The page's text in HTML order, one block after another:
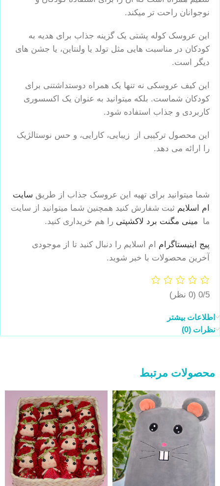
نوجوانان راحت تر میکند.
این عروسک کوله پشتی یک گزینه جذاب برای هدیه به
کودکان در مناسبت هایی مثل تولد یا ولنتاین، یا جشن های
دیگر است.
این کیف عروسکی نه تنها یک همراه دوستداشتنی برای
کودکان شماست. بلکه میتوانید به عنوان یک اکسسوری
کاربردی و جذاب استفاده شود.
این محصول ترکیبی از زیبایی، کارایی، و حس نوستالژیک
را ارائه می دهد.
شما میتوانید برای تهیه این عروسک جذاب از طریق سایت
ام اسلایم ثبت شفارش کنید همچنین شما میتوانید از سایت
ما مینی مگنت برد لاکشپتی را هم خریداری کنید.
پیج اینیستاگرام ام اسلایم را دنبال کنید تا از موجودی
آخرین محصولات با خبر شوید.
0/5 (0 نظر)
اطلاعات بیشتر
نظرات (0)
محصولات مرتبط